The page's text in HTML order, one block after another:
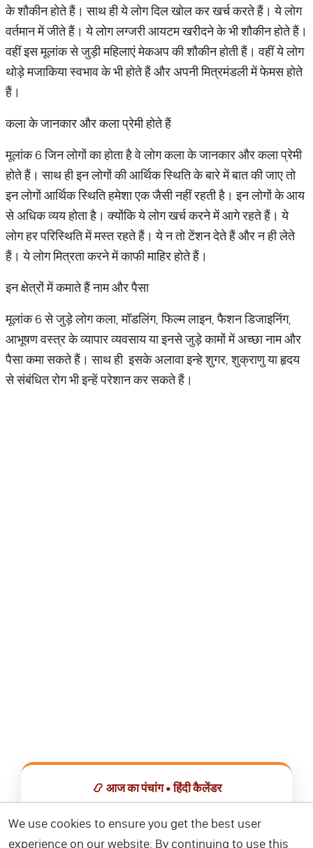
के शौकीन होते हैं। साथ ही ये लोग दिल खोल कर खर्च करते हैं। ये लोग
वर्तमान में जीते हैं। ये लोग लग्जरी आयटम खरीदने के भी शौकीन होते हैं।
वहीं इस मूलांक से जुड़ी महिलाएं मेकअप की शौकीन होती हैं। वहीं ये लोग
थोड़े मजाकिया स्वभाव के भी होते हैं और अपनी मित्रमंडली में फेमस होते
हैं।
कला के जानकार और कला प्रेमी होते हैं
मूलांक 6 जिन लोगों का होता है वे लोग कला के जानकार और कला प्रेमी
होते हैं। साथ ही इन लोगों की आर्थिक स्थिति के बारे में बात की जाए तो
इन लोगों आर्थिक स्थिति हमेशा एक जैसी नहीं रहती है। इन लोगों के आय
से अधिक व्यय होता है। क्योंकि ये लोग खर्च करने में आगे रहते हैं। ये
लोग हर परिस्थिति में मस्त रहते हैं। ये न तो टेंशन देते हैं और न ही लेते
हैं। ये लोग मित्रता करने में काफी माहिर होते हैं।
इन क्षेत्रों में कमाते हैं नाम और पैसा
मूलांक 6 से जुड़े लोग कला, मॉडलिंग, फिल्म लाइन, फैशन डिजाइनिंग,
आभूषण वस्त्र के व्यापार व्यवसाय या इनसे जुड़े कामों में अच्छा नाम और
पैसा कमा सकते हैं। साथ ही इसके अलावा इन्हे शुगर, शुक्राणु या हृदय
से संबंधित रोग भी इन्हें परेशान कर सकते हैं।
📿 आज का पंचांग • हिंदी कैलेंडर
We use cookies to ensure you get the best user
experience on our website. By continuing to use this